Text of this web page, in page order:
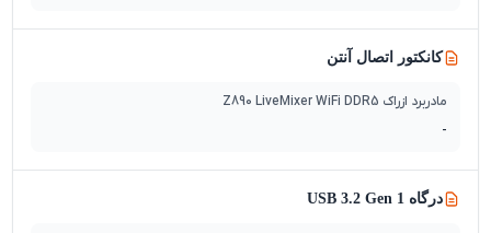
کانکتور اتصال آنتن
مادربرد ازراک Z890 LiveMixer WiFi DDR5
-
درگاه USB 3.2 Gen 1